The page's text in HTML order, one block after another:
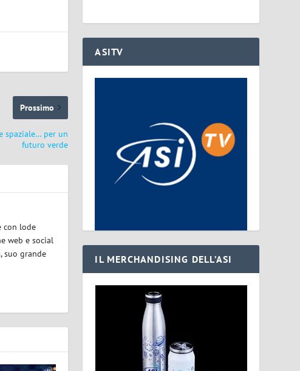
Prossimo
spaziale… per un
futuro verde
con lode
web e social
suo grande
ASITV
IL MERCHANDISING DELL’ASI